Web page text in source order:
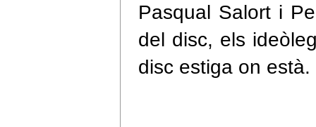
Pasqual Salort i
del disc, els
disc estiga on està.